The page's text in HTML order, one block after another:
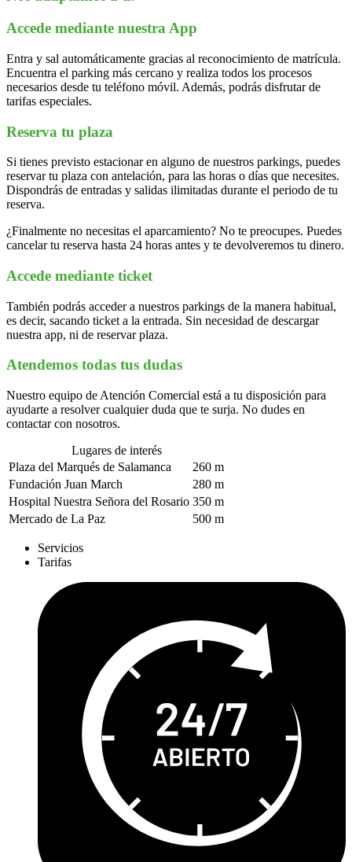
Accede mediante nuestra App
Entra y sal automáticamente gracias al reconocimiento de matrícula.
Encuentra el parking más cercano y realiza todos los procesos
necesarios desde tu teléfono móvil. Además, podrás disfrutar de
tarifas especiales.
Reserva tu plaza
Si tienes previsto estacionar en alguno de nuestros parkings, puedes
reservar tu plaza con antelación, para las horas o días que necesites.
Dispondrás de entradas y salidas ilimitadas durante el periodo de tu
reserva.
¿Finalmente no necesitas el aparcamiento? No te preocupes. Puedes
cancelar tu reserva hasta 24 horas antes y te devolveremos tu dinero.
Accede mediante ticket
También podrás acceder a nuestros parkings de la manera habitual,
es decir, sacando ticket a la entrada. Sin necesidad de descargar
nuestra app, ni de reservar plaza.
Atendemos todas tus dudas
Nuestro equipo de Atención Comercial está a tu disposición para
ayudarte a resolver cualquier duda que te surja. No dudes en
contactar con nosotros.
Lugares de interés
Plaza del Marqués de Salamanca
260 m
Fundación Juan March
280 m
Hospital Nuestra Señora del Rosario 350 m
Mercado de La Paz
500 m
Servicios
Tarifas